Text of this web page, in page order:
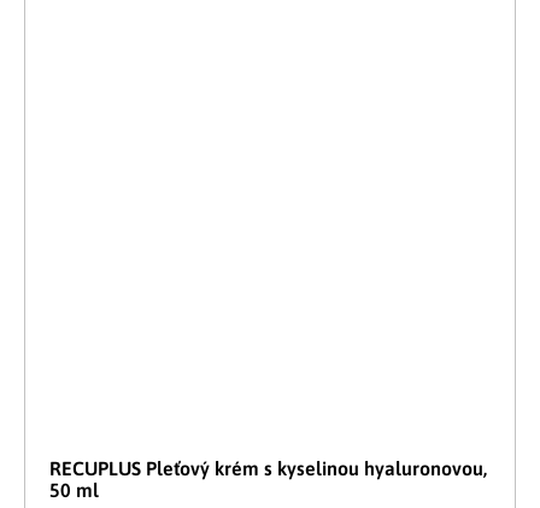
RECUPLUS Pleťový krém s kyselinou hyaluronovou,
50 ml